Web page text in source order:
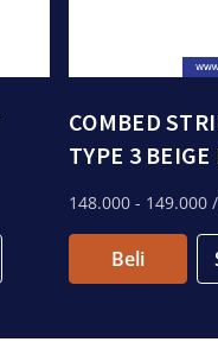
COMBED
TYPE 3
148.000 - 149.000
Beli